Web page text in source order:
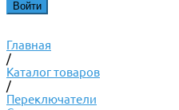
Главная
/
Каталог товаров
/
Переключатели